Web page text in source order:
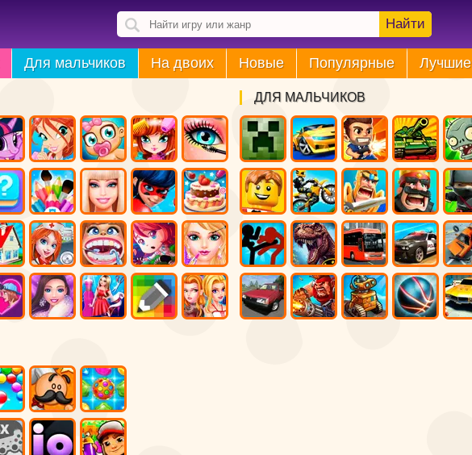
Найти
Для мальчиков На двоих Новые Популярные Лучшие
ДЛЯ МАЛЬЧИКОВ